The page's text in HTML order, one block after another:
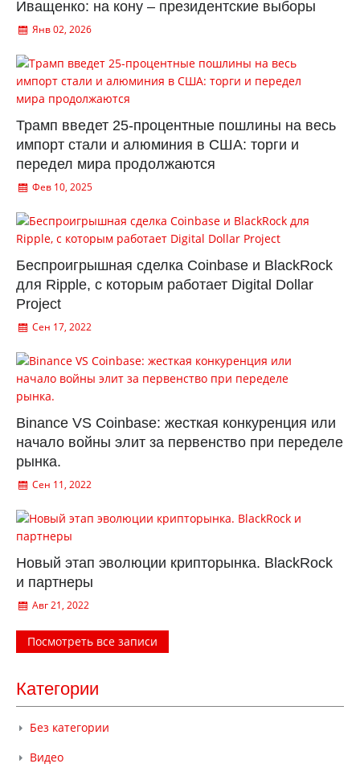
Иващенко: на кону – президентские выборы
Янв 02, 2026
Трамп введет 25-процентные пошлины на весь
импорт стали и алюминия в США: торги и
передел мира продолжаются
Фев 10, 2025
Беспроигрышная сделка Coinbase и BlackRock
для Ripple, с которым работает Digital Dollar
Project
Сен 17, 2022
Binance VS Coinbase: жесткая конкуренция или
начало войны элит за первенство при переделе
рынка.
Сен 11, 2022
Новый этап эволюции крипторынка. BlackRock
и партнеры
Авг 21, 2022
Посмотреть все записи
Категории
Без категории
Видео